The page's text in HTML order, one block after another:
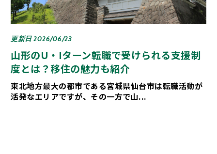
更新日 2026/06/23
山形のU・Iターン転職で受けられる支援制
度とは？移住の魅力も紹介
東北地方最大の都市である宮城県仙台市は転職活動が
活発なエリアですが、その一方で山...